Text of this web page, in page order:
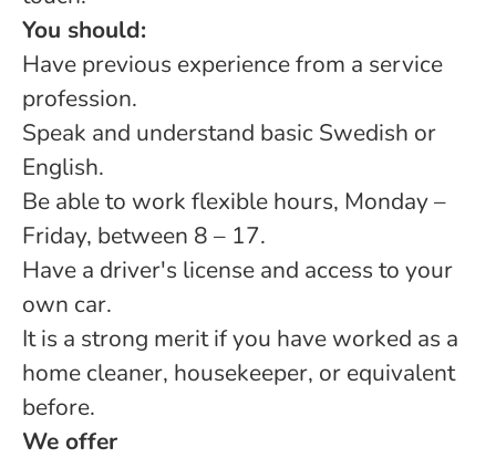
You should:
Have previous experience from a service
profession.
Speak and understand basic Swedish or
English.
Be able to work flexible hours, Monday –
Friday, between 8 – 17.
Have a driver's license and access to your
own car.
It is a strong merit if you have worked as a
home cleaner, housekeeper, or equivalent
before.
We offer